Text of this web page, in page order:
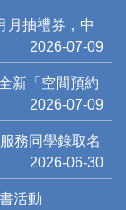
月抽禮券，中
2026-07-09
新「空間預約
2026-07-09
務同學錄取名
2026-06-30
活動